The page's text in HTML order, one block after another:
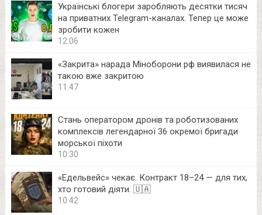
Українські блогери заробляють десятки тисяч
на приватних Telegram-каналах. Тепер це може
зробити кожен
12:06
«Закрита» нарада Міноборони рф виявилася не
такою вже закритою
11:47
Стань оператором дронів та роботизованих
комплексів легендарної 36 окремої бригади
морської піхоти
10:30
«Едельвейс» чекає. Контракт 18–24 — для тих,
хто готовий діяти. 🇺🇦
10:42